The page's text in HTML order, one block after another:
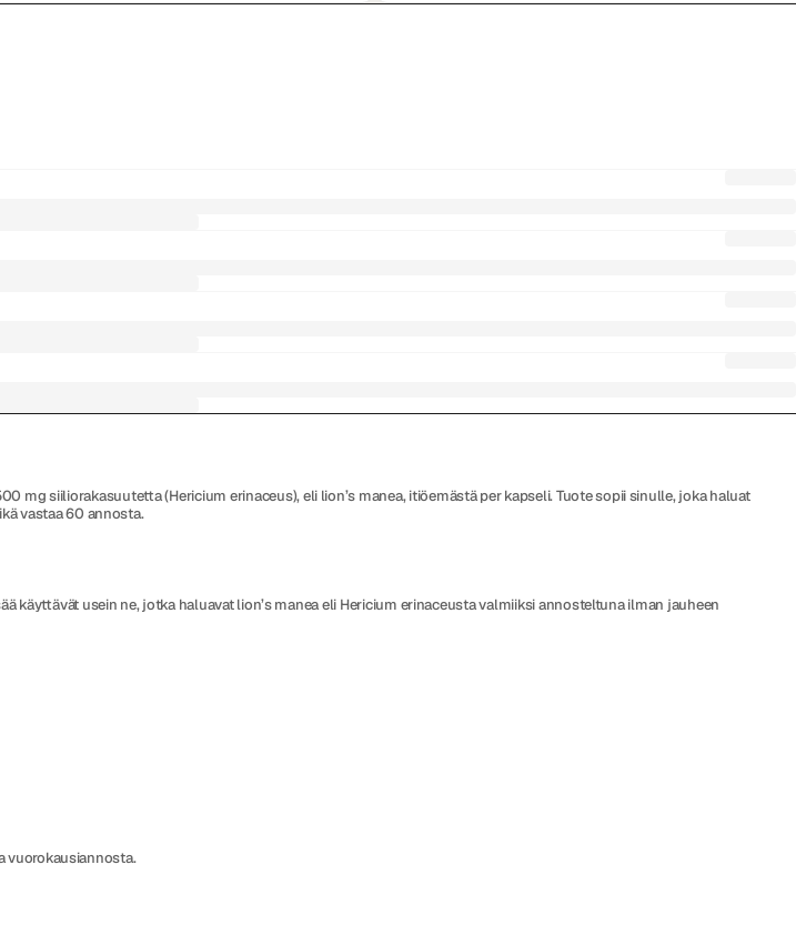
siiliorakasuutetta (Hericium erinaceus), eli lion’s manea, itiöemästä per kapseli. Tuote sopii sinulle, joka haluat
vastaa 60 annosta.
usein ne, jotka haluavat lion’s manea eli Hericium erinaceusta valmiiksi annosteltuna ilman jauheen
vuorokausiannosta.